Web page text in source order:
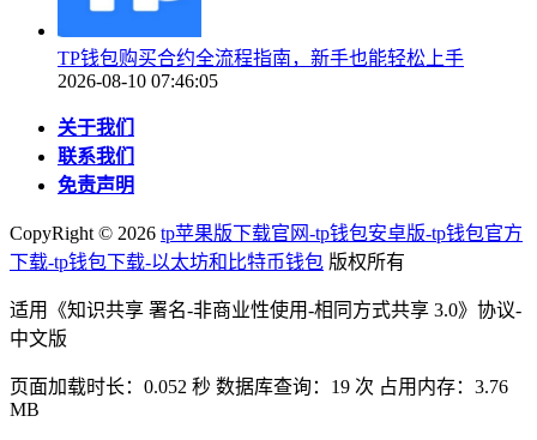
TP钱包购买合约全流程指南，新手也能轻松上手
2026-08-10 07:46:05
关于我们
联系我们
免责声明
CopyRight © 2026 tp苹果版下载官网-tp钱包安卓版-tp钱包官方
下载-tp钱包下载-以太坊和比特币钱包 版权所有
适用《知识共享 署名-非商业性使用-相同方式共享 3.0》协议-
中文版
页面加载时长：0.052 秒 数据库查询：19 次 占用内存：3.76
MB